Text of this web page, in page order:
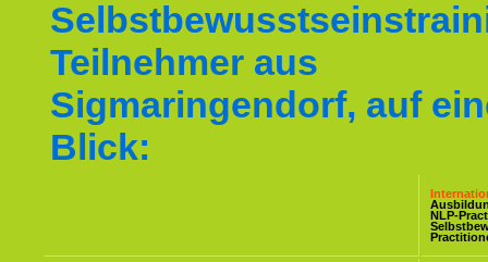
Teilnehmer aus
Sigmaringendorf, auf
Blick:
NLP-